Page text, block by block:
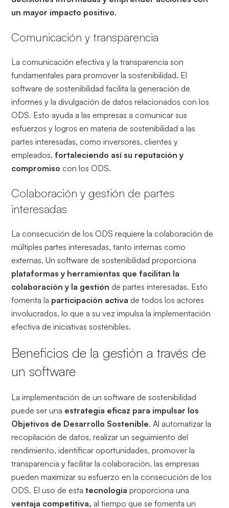
un mayor impacto positivo.
Comunicación y transparencia
La comunicación efectiva y la transparencia son
fundamentales para promover la sostenibilidad. El
software de sostenibilidad facilita la generación de
informes y la divulgación de datos relacionados con los
ODS. Esto ayuda a las empresas a comunicar sus
esfuerzos y logros en materia de sostenibilidad a las
partes interesadas, como inversores, clientes y
empleados,fortaleciendo así su reputación y
compromiso con los ODS.
Colaboración y gestión de partes
interesadas
La consecución de los ODS requiere la colaboración de
múltiples partes interesadas, tanto internas como
externas. Un software de sostenibilidad proporciona
plataformas y herramientas que facilitan la
colaboración y la gestión de partes interesadas. Esto
fomenta la participación activa de todos los actores
involucrados, lo que a su vez impulsa la implementación
efectiva de iniciativas sostenibles.
Beneficios de la gestión a través de
un software
La implementación de un software de sostenibilidad
puede ser una estrategia eficaz para impulsar los
Objetivos de Desarrollo Sostenible. Al automatizar la
recopilación de datos, realizar un seguimiento del
rendimiento, identificar oportunidades, promover la
transparencia y facilitar la colaboración, las empresas
pueden maximizar su esfuerzo en la consecución de los
ODS. El uso de estatecnología proporciona una
ventaja competitiva, al tiempo que se fomenta un